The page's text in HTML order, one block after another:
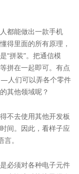
都能做出一款手机
得里面的所有原理，
“拼装”。把通信模
拼在一起即可。有点
人们可以弄各个零件
其他领域呢？
不去使用其他开发板
间。因此，看样子应
。
必须对各种电子元件